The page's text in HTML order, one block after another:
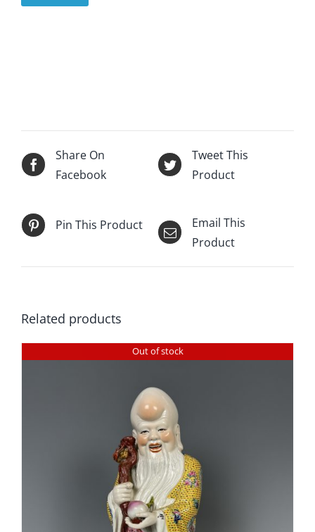
Share On
Facebook
Tweet This
Product
Pin This Product
Email This
Product
Related products
Out of stock